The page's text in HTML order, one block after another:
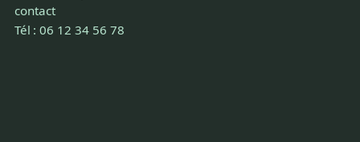
contact
Tél : 06 12 34 56 78